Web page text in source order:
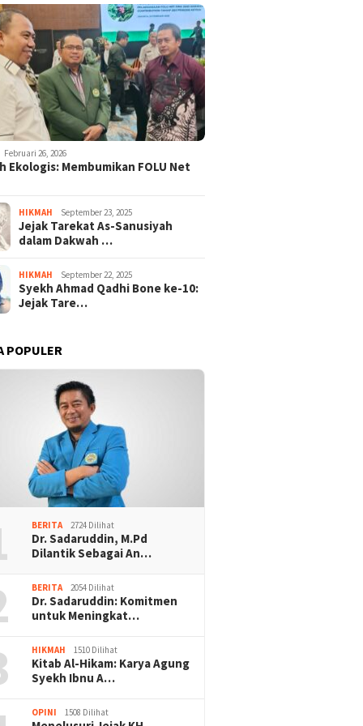
Februari 26, 2026
Ekologis: Membumikan FOLU Net
HIKMAH September 23, 2025
Jejak Tarekat As-Sanusiyah
dalam Dakwah …
HIKMAH September 22, 2025
Syekh Ahmad Qadhi Bone ke-10:
Jejak Tare…
POPULER
BERITA 2724 Dilihat
Dr. Sadaruddin, M.Pd
Dilantik Sebagai An…
BERITA 2054 Dilihat
Dr. Sadaruddin: Komitmen
untuk Meningkat…
HIKMAH 1510 Dilihat
Kitab Al-Hikam: Karya Agung
Syekh Ibnu A…
OPINI 1508 Dilihat